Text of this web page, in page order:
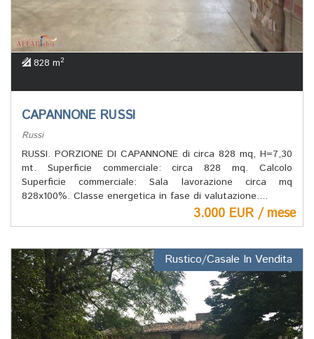
828 m2
CAPANNONE RUSSI
Russi
RUSSI. PORZIONE DI CAPANNONE di circa 828 mq, H=7,30
mt. Superficie commerciale: circa 828 mq. Calcolo
Superficie commerciale: Sala lavorazione circa mq
828x100%. Classe energetica in fase di valutazione....
3.000 EUR / mese
Rustico/Casale In Vendita